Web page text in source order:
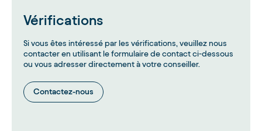
Vérifications
Si vous êtes intéressé par les vérifications, veuillez nous
contacter en utilisant le formulaire de contact ci-dessous
ou vous adresser directement à votre conseiller.
Contactez-nous